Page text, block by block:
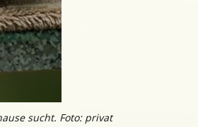
sucht. Foto: privat